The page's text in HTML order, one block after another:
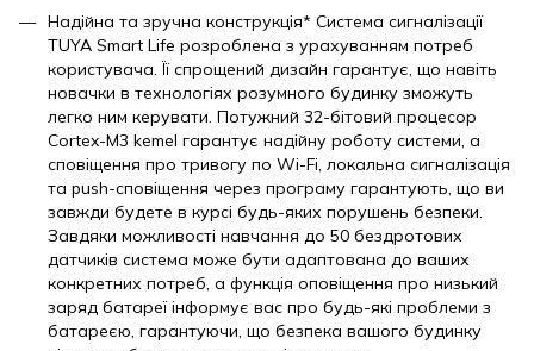
Надійна та зручна конструкція* Система сигналізації
TUYA Smart Life розроблена з урахуванням потреб
користувача. Її спрощений дизайн гарантує, що навіть
новачки в технологіях розумного будинку зможуть
легко ним керувати. Потужний 32-бітовий процесор
Cortex-M3 kemel гарантує надійну роботу системи, а
сповіщення про тривогу по Wi-Fi, локальна сигналізація
та push-сповіщення через програму гарантують, що ви
завжди будете в курсі будь-яких порушень безпеки.
Завдяки можливості навчання до 50 бездротових
датчиків система може бути адаптована до ваших
конкретних потреб, а функція оповіщення про низький
заряд батареї інформує вас про будь-які проблеми з
батареєю, гарантуючи, що безпека вашого будинку